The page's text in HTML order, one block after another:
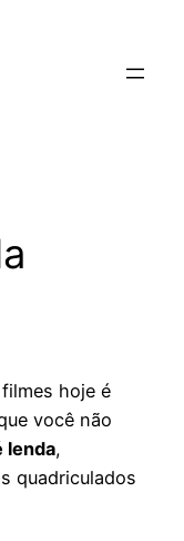
hoje é
você não
lenda,
quadriculados